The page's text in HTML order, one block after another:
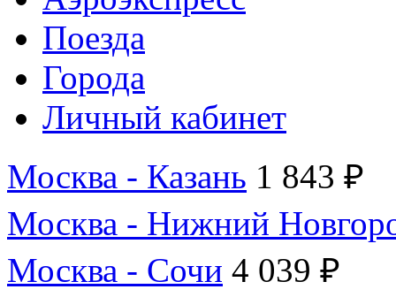
Поезда
Города
Личный кабинет
Москва - Казань 1 843 ₽
Москва - Нижний
Москва - Сочи 4 039 ₽